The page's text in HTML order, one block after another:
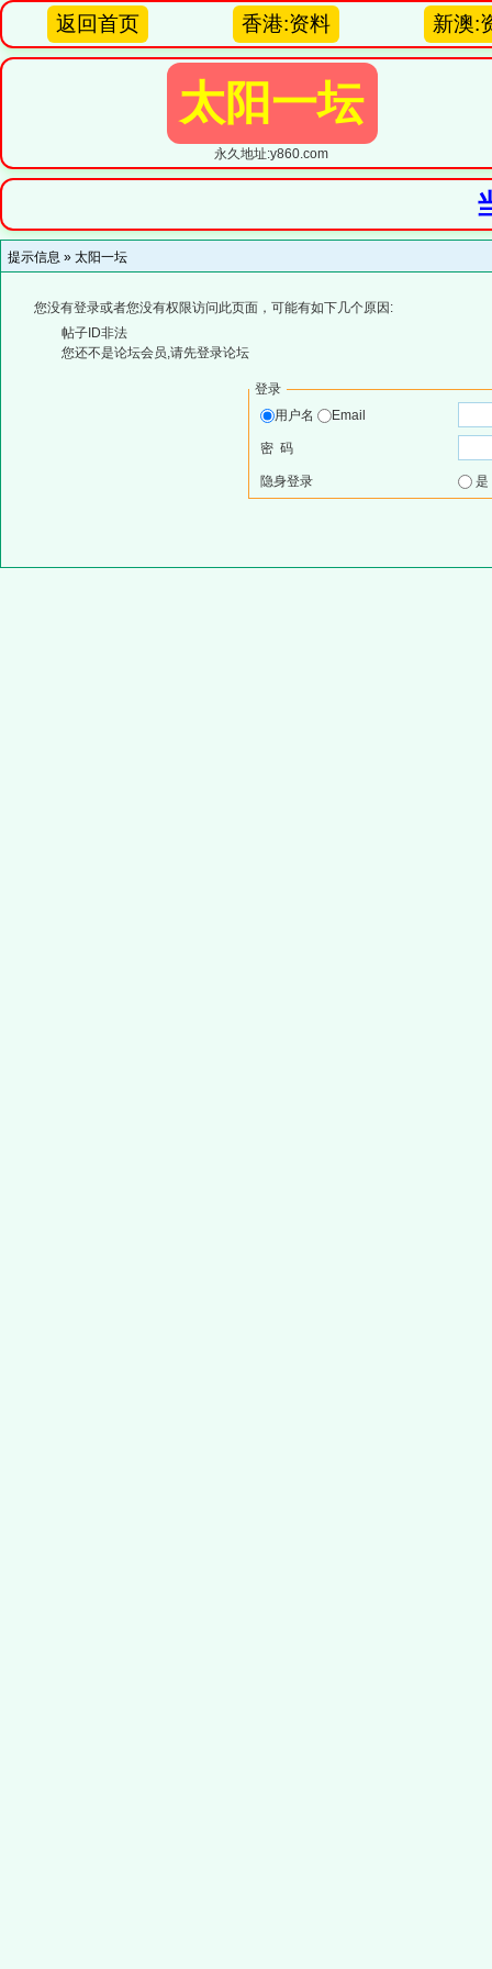
返回首页 香港:资料 新澳:
太阳一坛
永久地址:y860.com
提示信息 » 太阳一坛
您没有登录或者您没有权限访问此页面，可能有如下几个原因:
帖子ID非法
您还不是论坛会员,请先登录论坛
登录
用户名
Email
密 码
隐身登录